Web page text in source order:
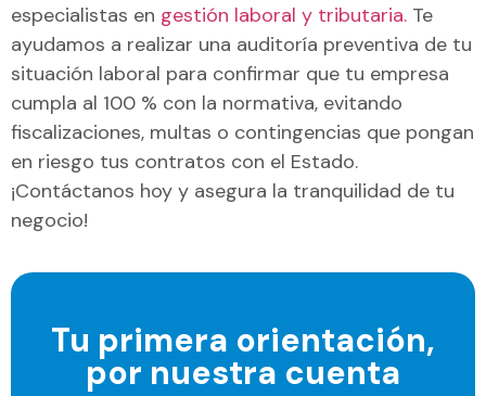
especialistas en gestión laboral y tributaria. Te
ayudamos a realizar una auditoría preventiva de tu
situación laboral para confirmar que tu empresa
cumpla al 100 % con la normativa, evitando
fiscalizaciones, multas o contingencias que pongan
en riesgo tus contratos con el Estado.
¡Contáctanos hoy y asegura la tranquilidad de tu
negocio!
Tu primera orientación,
por nuestra cuenta